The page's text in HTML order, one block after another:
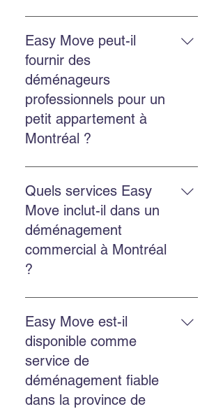
Easy Move propose des solutions
économiques et transparentes,
avec un bon rapport qualité-prix et
Easy Move peut-il
fournir des
déménageurs
professionnels pour un
petit appartement à
Montréal ?
Oui. Easy Move intervient aussi
bien pour les petits appartements
que pour les grands logements,
Quels services Easy
Move inclut-il dans un
déménagement
commercial à Montréal
?
Le déménagement commercial
inclut la planification, le
chargement, le transport, le
déchargement et la protection des
biens, avec des options
d’emballage et d’entreposage.
Easy Move est-il
disponible comme
service de
déménagement fiable
dans la province de